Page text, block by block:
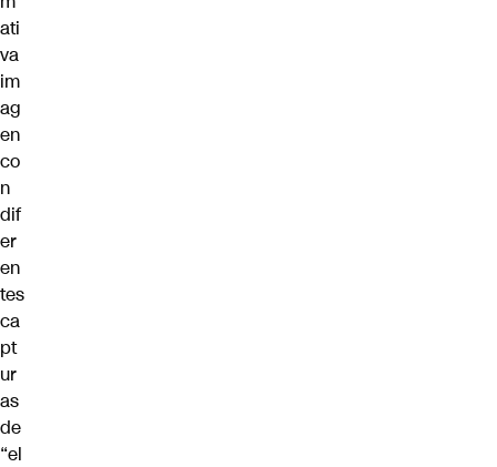
ati
va
im
ag
en
co
n
dif
er
en
tes
ca
pt
ur
as
de
“el